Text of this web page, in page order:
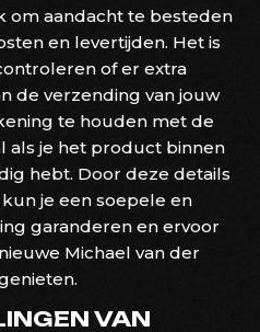
om aandacht te besteden
en levertijden. Het is
of er extra
de verzending van jouw
te houden met de
als je het product binnen
hebt. Door deze details
je een soepele en
garanderen en ervoor
Michael van der
VAN